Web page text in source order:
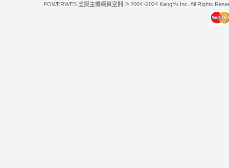
POWERWEB 虛擬主機網頁空間 © 2004~2024 KangYu Inc. All Rights